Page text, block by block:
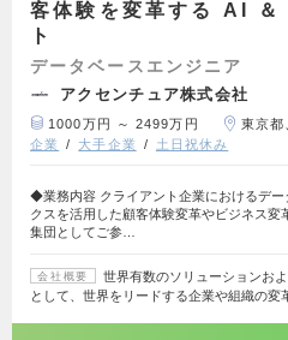
客体験を変革する AI
ト
データベースエンジニア
アクセンチュア株式会社
1000万円 ～ 2499万円 東京都
企業
大手企業 土日祝休み
◆業務内容 クライアント企業におけるデー
クスを活用した顧客体験変革やビジネス変
集団としてご参…
会社概要
世界有数のソリューションお
として、世界をリードする企業や組織の変